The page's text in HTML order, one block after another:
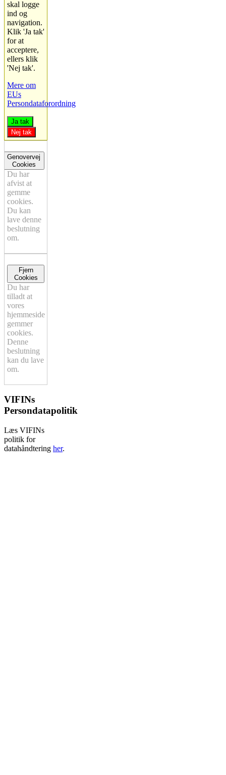
skal logge
ind og
navigation.
Klik 'Ja tak'
for at
acceptere,
ellers klik
'Nej tak'.
Mere om
EUs
Persondataforordning
Ja tak
Nej tak
Genovervej
Cookies
Du har
afvist at
gemme
cookies.
Du kan
lave denne
beslutning
om.
Fjern
Cookies
Du har
tilladt at
vores
hjemmeside
gemmer
cookies.
Denne
beslutning
kan du lave
om.
VIFINs
Persondatapolitik
Læs VIFINs
politik for
datahåndtering her.